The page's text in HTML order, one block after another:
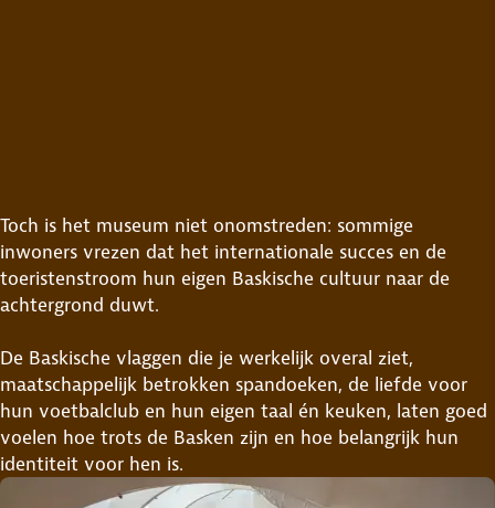
0:00
Toch is het museum niet onomstreden: sommige
inwoners vrezen dat het internationale succes en de
toeristenstroom hun eigen Baskische cultuur naar de
achtergrond duwt.
De Baskische vlaggen die je werkelijk overal ziet,
maatschappelijk betrokken spandoeken, de liefde voor
hun voetbalclub en hun eigen taal én keuken, laten goed
voelen hoe trots de Basken zijn en hoe belangrijk hun
identiteit voor hen is.